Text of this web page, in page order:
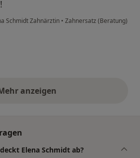
Schmidt Zahnärztin • Zahnersatz (Beratung)
anzeigen
obige Stellungnahmen
Elena Schmidt ab?